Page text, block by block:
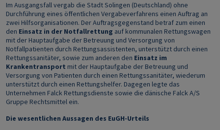
Im Ausgangsfall vergab die Stadt Solingen (Deutschland) ohne
Durchführung eines öffentlichen Vergabeverfahrens einen Auftrag an
zwei Hilfsorganisationen. Der Auftragsgegenstand betraf zum einen
den Einsatz in der Notfallrettung auf kommunalen Rettungswagen
mit der Hauptaufgabe der Betreuung und Versorgung von
Notfallpatienten durch Rettungsassistenten, unterstützt durch einen
Rettungssanitäter, sowie zum anderen den Einsatz im
Krankentransport mit der Hauptaufgabe der Betreuung und
Versorgung von Patienten durch einen Rettungssanitäter, wiederum
unterstützt durch einen Rettungshelfer. Dagegen legte das
Unternehmen Falck Rettungsdienste sowie die dänische Falck A/S
Gruppe Rechtsmittel ein.
Die wesentlichen Aussagen des EuGH-Urteils